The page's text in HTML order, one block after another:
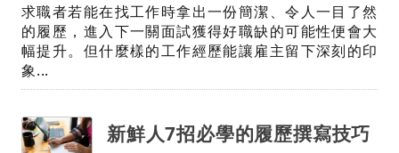
求職者若能在找工作時拿出一份簡潔、令人一目了然
的履歷，進入下一關面試獲得好職缺的可能性便會大
幅提升。但什麼樣的工作經歷能讓雇主留下深刻的印
象...
新鮮人7招必學的履歷撰寫技巧